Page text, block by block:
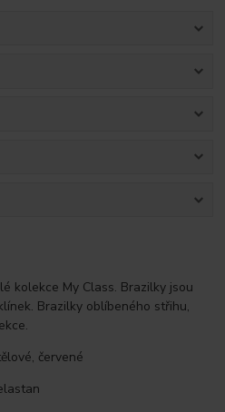
kolekce My Class. Brazilky jsou
Brazilky oblíbeného střihu,
červené